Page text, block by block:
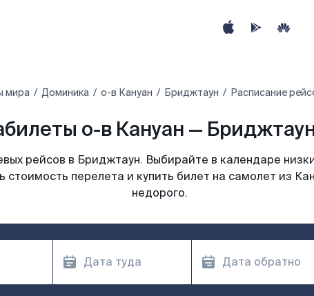
мира Доминика о-в Кануан Бриджтаун Расписание
о-в Кануан — Бриджтаун
рейсов в Бриджтаун. Выбирайте в календаре
стоимость перелета и купить билет на самолет из
недорого.